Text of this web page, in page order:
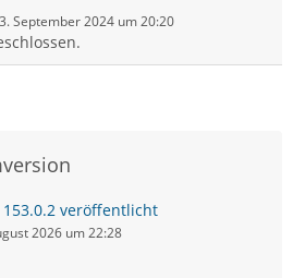
3. September 2024 um 20:20
veröffentlicht
2026 um 22:28